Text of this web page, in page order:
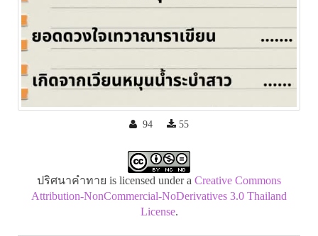
94 55
ปริศนาคำทาย is licensed under a Creative Commons
Attribution-NonCommercial-NoDerivatives 3.0 Thailand
License.